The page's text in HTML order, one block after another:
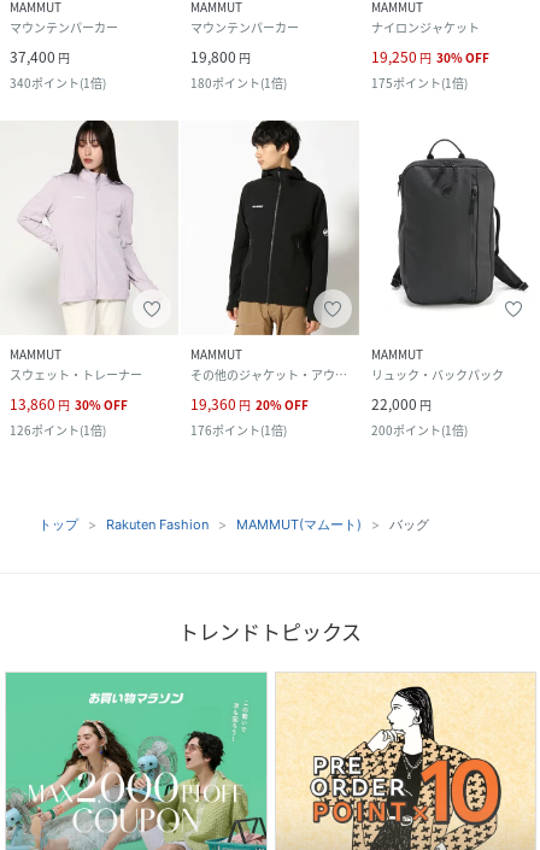
MAMMUT
マウンテンパーカー
37,400 円
340ポイント(1倍)
MAMMUT
マウンテンパーカー
19,800 円
180ポイント(1倍)
MAMMUT
ナイロンジャケット
19,250 円 30%OFF
175ポイント(1倍)
MAMMUT
スウェット・トレーナー
13,860 円 30%OFF
126ポイント(1倍)
MAMMUT
その他のジャケット・アウター
19,360 円 20%OFF
176ポイント(1倍)
MAMMUT
リュック・バックパック
22,000 円
200ポイント(1倍)
トップ Rakuten Fashion MAMMUT(マムート) バッグ
トレンドトピックス